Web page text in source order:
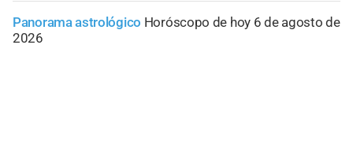
Panorama astrológico Horóscopo de hoy 6 de agosto de
2026